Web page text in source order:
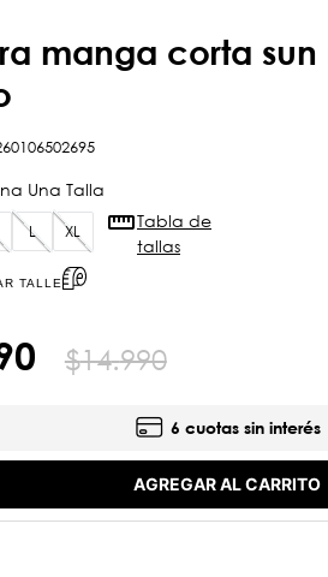
L XL
TALLE
Tabla de
tallas
$14.990
6 cuotas sin interés
AGREGAR AL CARRITO